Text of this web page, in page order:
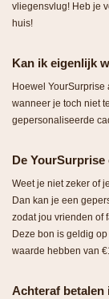
vliegensvlug! Heb je
huis!
Kan ik eigenlijk
Hoewel
wanneer je toch niet
gepersonaliseerde
De YourSurprise
Weet je niet zeker of
Dan kan je een
zodat jou vrienden of
Deze bon is geldig
waarde hebben van
Achteraf betalen